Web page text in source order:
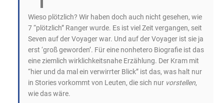
Wieso plötzlich? Wir haben doch auch nicht gesehen, wie
7 “plötzlich” Ranger wurde. Es ist viel Zeit vergangen, seit
Seven auf der Voyager war. Und auf der Voyager ist sie ja
erst ‘groß geworden’. Für eine nonhetero Biografie ist das
eine ziemlich wirklichkeitsnahe Erzählung. Der Kram mit
“hier und da mal ein verwirrter Blick” ist das, was halt nur
in Stories vorkommt von Leuten, die sich nur vorstellen,
wie das wäre.